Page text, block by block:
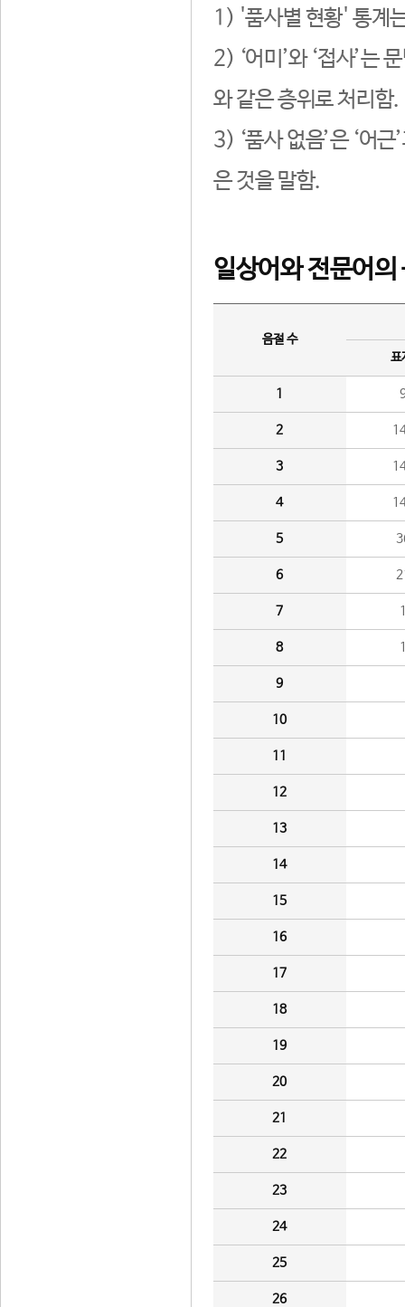
1) '품사별 현황' 통계
2) ‘어미’와 ‘접사’는
와 같은 층위로 처리함.
3) ‘품사 없음’은 ‘어
은 것을 말함.
일상어와 전문어의
음절 수
표
1
2
3
4
5
6
7
8
9
10
11
12
13
14
15
16
17
18
19
20
21
22
23
24
25
26